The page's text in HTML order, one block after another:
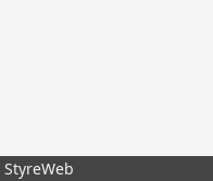
StyreWeb